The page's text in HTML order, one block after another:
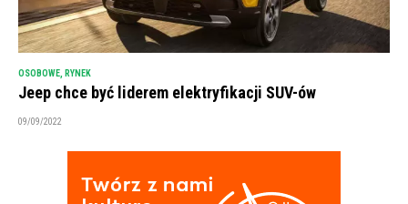
OSOBOWE, RYNEK
Jeep chce być liderem elektryfikacji SUV-ów
09/09/2022